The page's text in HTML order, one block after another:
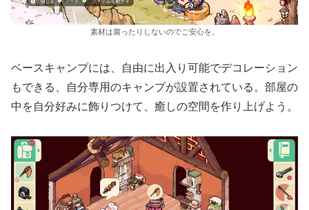
素材は腐ったりしないのでご安心を。
ベースキャンプには、自由に出入り可能でデコレーション
もできる、自分専用のキャンプが設置されている。部屋の
中を自分好みに飾りつけて、癒しの空間を作り上げよう。